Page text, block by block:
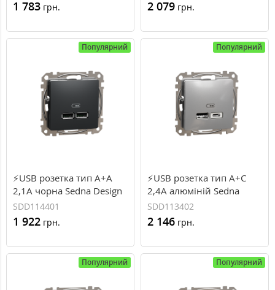
1 783 грн. 2 079 грн.
Популярний
⚡USB розетка тип A+A
2,1A чорна Sedna Design
Schneider Electric
(SDD114401)
SDD114401
1 922 грн.
Популярний
⚡USB розетка тип A+C
2,4A алюміній Sedna
Design Schneider Electric
(SDD113402)
SDD113402
2 146 грн.
Популярний Популярний